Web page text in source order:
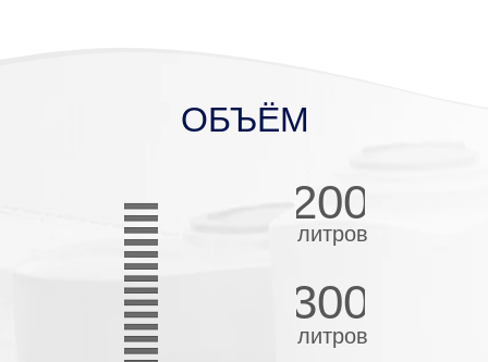
ОБЪЁМ
литров
200
литров
300